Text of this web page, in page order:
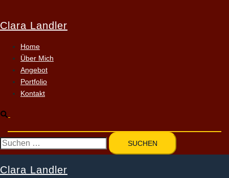
springen
Clara Landler
Home
Über Mich
Angebot
Portfolio
Kontakt
Suche
Suchen
nach:
Clara Landler